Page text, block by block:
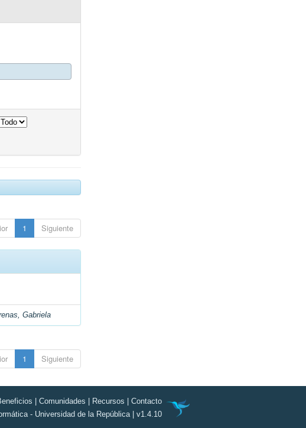
1 Siguiente
Gabriela
1 Siguiente
Comunidades Recursos
Contacto
- Universidad de la República | v1.4.10